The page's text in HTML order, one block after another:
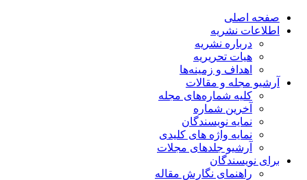
صفحه اصلی
اطلاعات نشریه
درباره نشریه
هیات تحریریه
اهداف و زمینه‌ها
آرشیو مجله و مقالات
کلیه شماره‌های مجله
آخرین شماره
نمایه نویسندگان
نمایه واژه های کلیدی
آرشیو جلدهای مجلات
برای نویسندگان
راهنمای نگارش مقاله